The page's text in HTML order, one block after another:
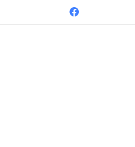
Facebook